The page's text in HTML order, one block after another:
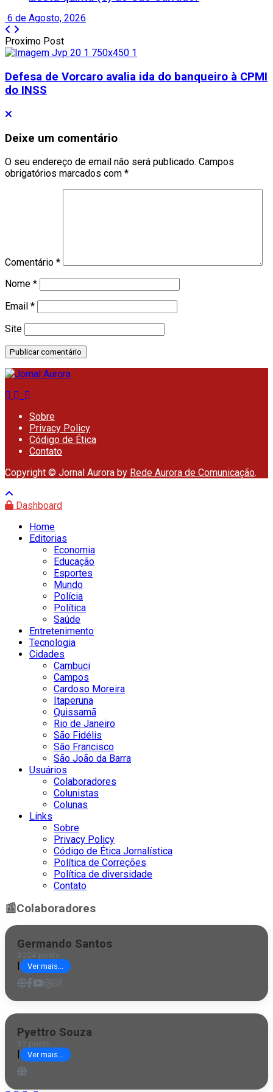
6 de Agosto, 2026
Proximo Post
Defesa de Vorcaro avalia ida do banqueiro à CPMI
do INSS
Deixe um comentário
O seu endereço de email não será publicado. Campos
obrigatórios marcados com *
Comentário *
Nome *
Email *
Site
Sobre
Privacy Policy
Código de Ética
Contato
Copyright © Jornal Aurora by Rede Aurora de Comunicação.
Dashboard
Home
Editorias
Economia
Educação
Esportes
Mundo
Polícia
Política
Saúde
Entretenimento
Tecnologia
Cidades
Cambuci
Campos
Cardoso Moreira
Itaperuna
Quissamã
Rio de Janeiro
São Fidélis
São Francisco
São João da Barra
Usuários
Colaboradores
Colunistas
Colunas
Links
Sobre
Privacy Policy
Código de Ética Jornalística
Política de Correções
Política de diversidade
Contato
📰Colaboradores
Germando Santos
3224 posts
Ver mais...
Pyettro Souza
32 posts
Ver mais...